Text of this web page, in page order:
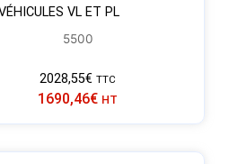
VL ET PL
5500
2028,55€ TTC
1690,46€ HT